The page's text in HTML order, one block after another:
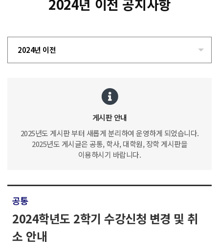
2024년 이전 공지사항
2024년 이전
게시판 안내
2025년도 게시판 부터 새롭게 분리하여 운영하게 되었습니다.
2025년도 게시글은 공통, 학사, 대학원, 장학 게시판을
이용하시기 바랍니다.
공통
2024학년도 2학기 수강신청 변경 및 취
소 안내